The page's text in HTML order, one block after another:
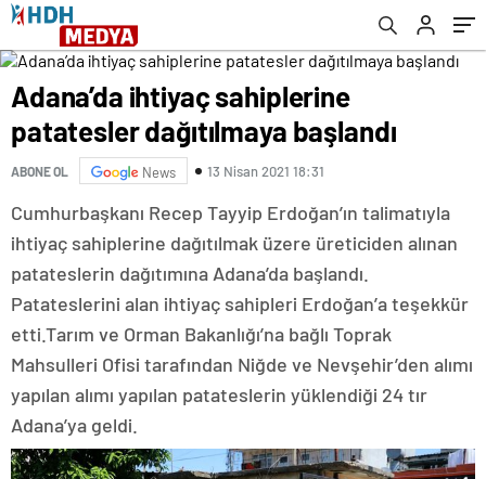
Adana’da ihtiyaç sahiplerine
patatesler dağıtılmaya başlandı
ABONE OL News 13 Nisan 2021 18:31
Cumhurbaşkanı Recep Tayyip Erdoğan’ın talimatıyla
ihtiyaç sahiplerine dağıtılmak üzere üreticiden alınan
patateslerin dağıtımına Adana’da başlandı.
Patateslerini alan ihtiyaç sahipleri Erdoğan’a teşekkür
etti.Tarım ve Orman Bakanlığı’na bağlı Toprak
Mahsulleri Ofisi tarafından Niğde ve Nevşehir’den alımı
yapılan alımı yapılan patateslerin yüklendiği 24 tır
Adana’ya geldi.